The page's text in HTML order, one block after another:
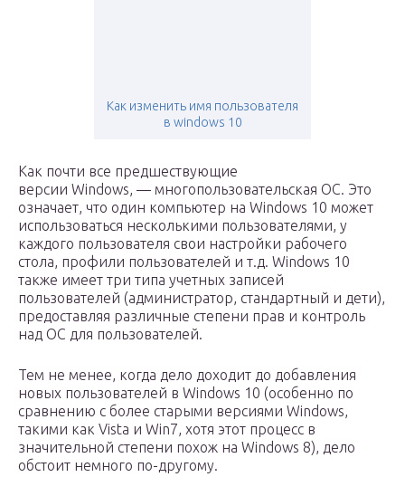
Как изменить имя пользователя
в windows 10
Как почти все предшествующие
версии Windows, — многопользовательская ОС. Это
означает, что один компьютер на Windows 10 может
использоваться несколькими пользователями, у
каждого пользователя свои настройки рабочего
стола, профили пользователей и т.д. Windows 10
также имеет три типа учетных записей
пользователей (администратор, стандартный и дети),
предоставляя различные степени прав и контроль
над ОС для пользователей.
Тем не менее, когда дело доходит до добавления
новых пользователей в Windows 10 (особенно по
сравнению с более старыми версиями Windows,
такими как Vista и Win7, хотя этот процесс в
значительной степени похож на Windows 8), дело
обстоит немного по-другому.